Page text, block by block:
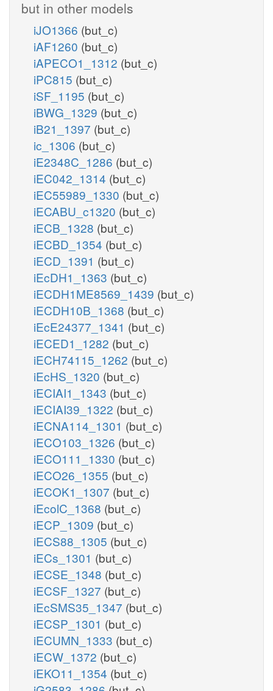
but in other models
iJO1366 (but_c)
iAF1260 (but_c)
iAPECO1_1312 (but_c)
iPC815 (but_c)
iSF_1195 (but_c)
iBWG_1329 (but_c)
iB21_1397 (but_c)
ic_1306 (but_c)
iE2348C_1286 (but_c)
iEC042_1314 (but_c)
iEC55989_1330 (but_c)
iECABU_c1320 (but_c)
iECB_1328 (but_c)
iECBD_1354 (but_c)
iECD_1391 (but_c)
iEcDH1_1363 (but_c)
iECDH1ME8569_1439 (but_c)
iECDH10B_1368 (but_c)
iEcE24377_1341 (but_c)
iECED1_1282 (but_c)
iECH74115_1262 (but_c)
iEcHS_1320 (but_c)
iECIAI1_1343 (but_c)
iECIAI39_1322 (but_c)
iECNA114_1301 (but_c)
iECO103_1326 (but_c)
iECO111_1330 (but_c)
iECO26_1355 (but_c)
iECOK1_1307 (but_c)
iEcolC_1368 (but_c)
iECP_1309 (but_c)
iECS88_1305 (but_c)
iECs_1301 (but_c)
iECSE_1348 (but_c)
iECSF_1327 (but_c)
iEcSMS35_1347 (but_c)
iECSP_1301 (but_c)
iECUMN_1333 (but_c)
iECW_1372 (but_c)
iEKO11_1354 (but_c)